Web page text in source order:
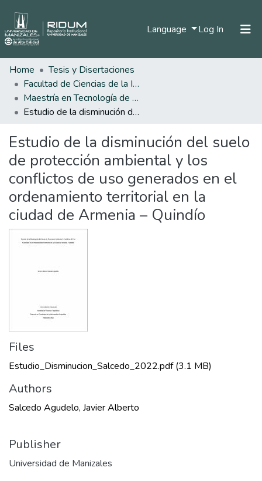
Language Log In (current)
Statistics
Home
Tesis y Disertaciones
Facultad de Ciencias de la Ingeniería
Maestría en Tecnología de la Información Geográfica
Estudio de la disminución del suelo de protección ambiental y los conflictos de uso generados en el ordenamiento territorial en la ciudad de Armenia – Quindío
Estudio de la disminución del suelo
de protección ambiental y los
conflictos de uso generados en el
ordenamiento territorial en la
ciudad de Armenia – Quindío
Files
Estudio_Disminucion_Salcedo_2022.pdf(3.1 MB)
Authors
Salcedo Agudelo, Javier Alberto
Publisher
Universidad de Manizales